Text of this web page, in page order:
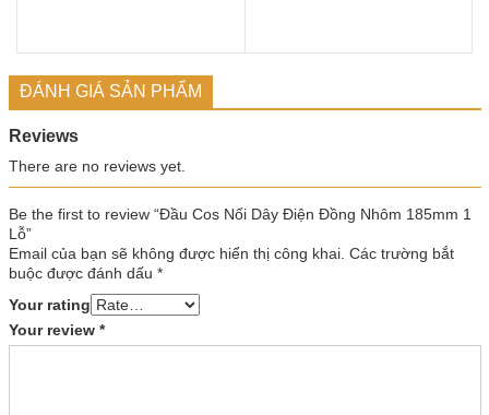
ĐÁNH GIÁ SẢN PHẨM
Reviews
There are no reviews yet.
Be the first to review “Đầu Cos Nối Dây Điện Đồng Nhôm 185mm 1
Lỗ”
Email của bạn sẽ không được hiển thị công khai. Các trường bắt
buộc được đánh dấu *
Your rating
Your review *